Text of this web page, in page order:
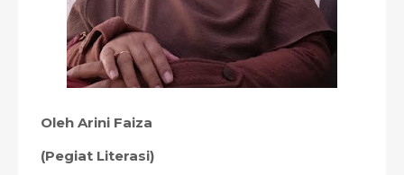
Oleh Arini Faiza
(Pegiat Literasi)